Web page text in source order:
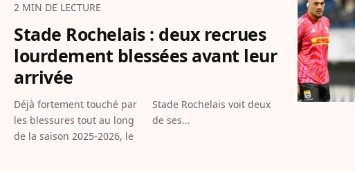
2 MIN DE LECTURE
Stade Rochelais : deux recrues
lourdement blessées avant leur
arrivée
Déjà fortement touché par
les blessures tout au long
de la saison 2025-2026, le
Stade Rochelais voit deux
de ses…